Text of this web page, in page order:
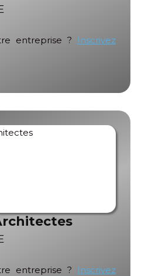
entreprise ?
Inscrivez
entreprise ?
Inscrivez